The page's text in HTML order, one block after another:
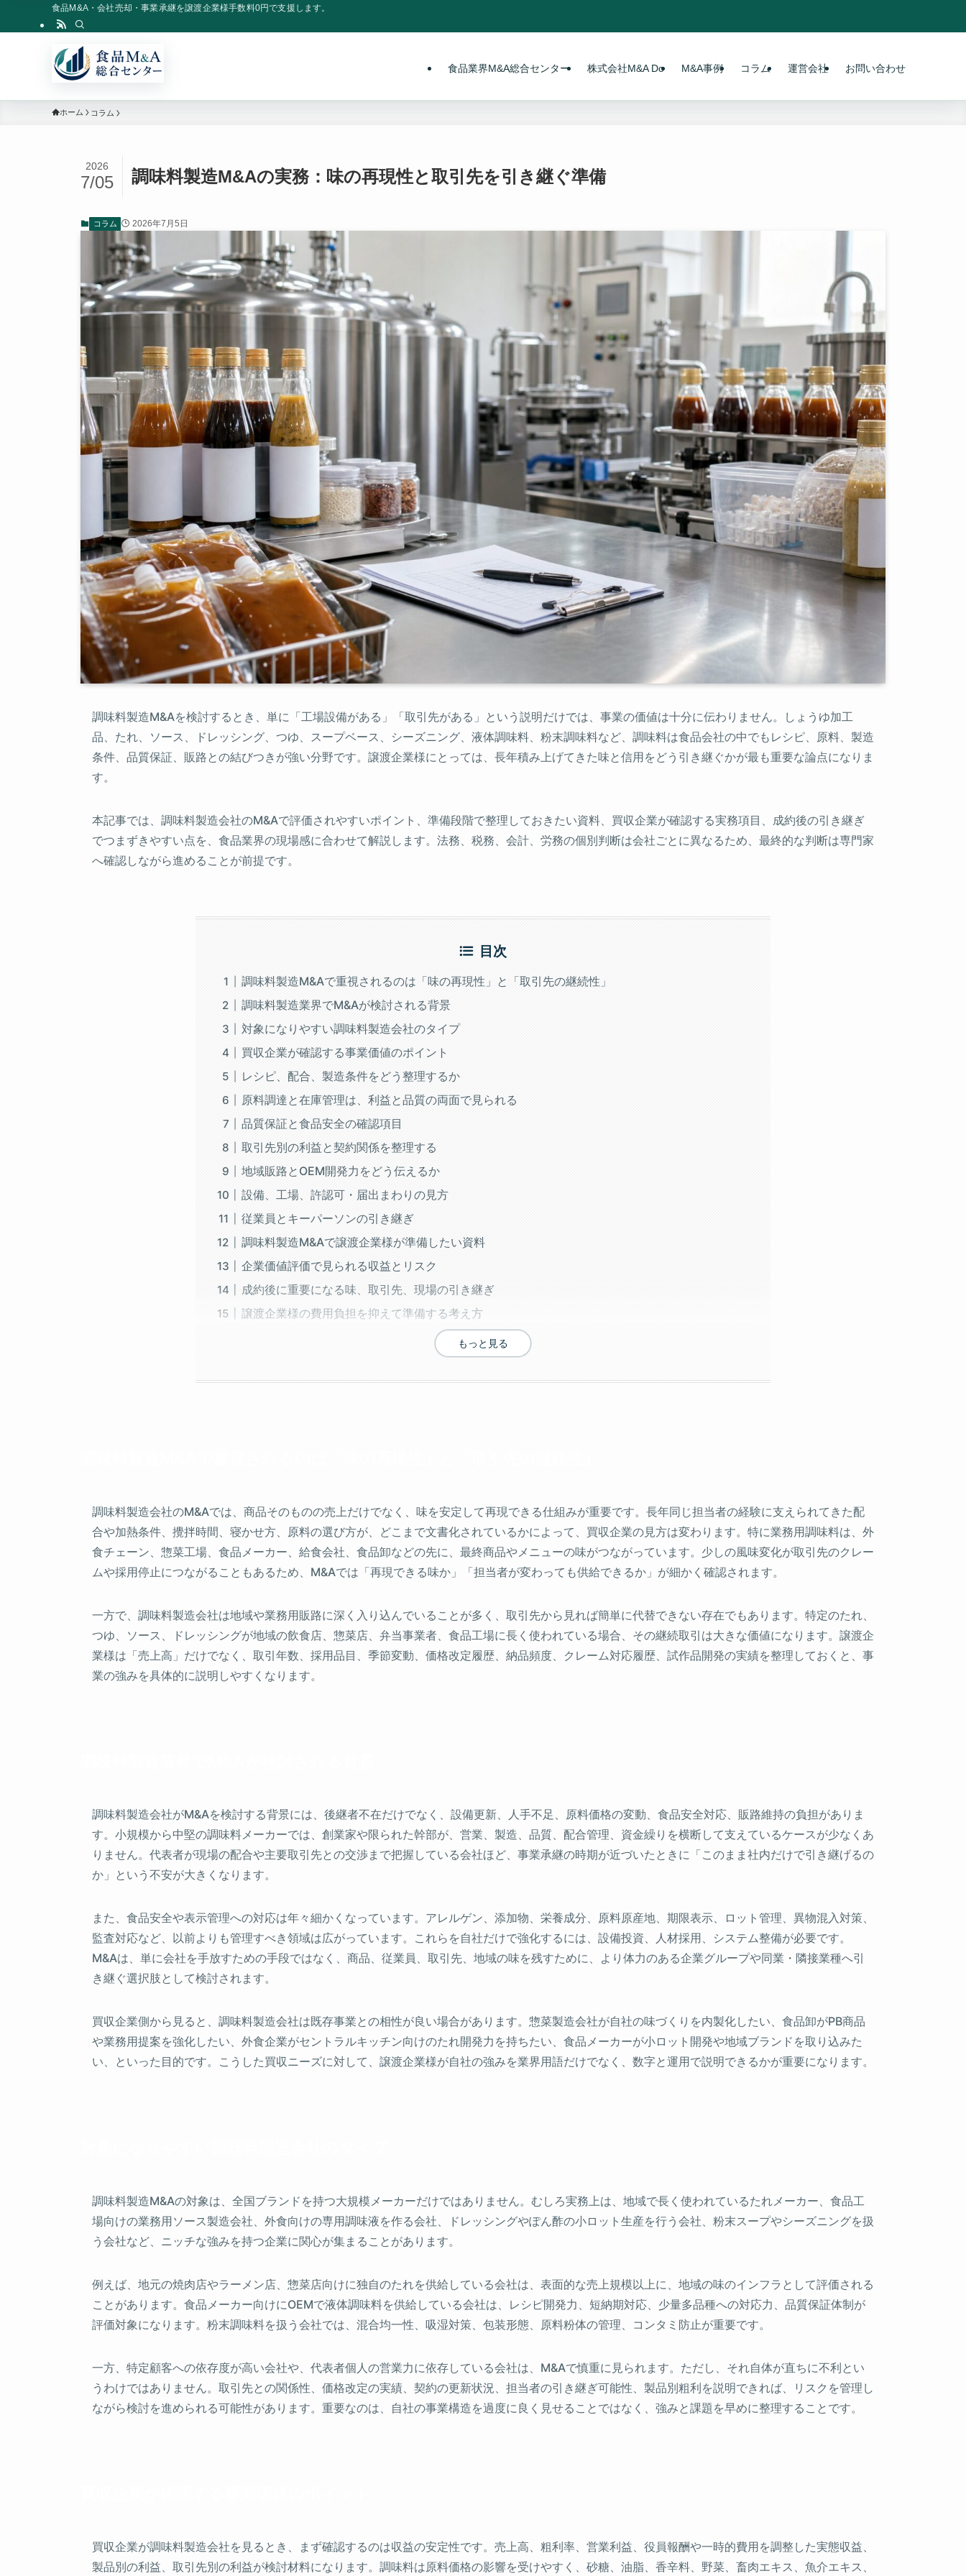
食品M&A・会社売却・事業承継を譲渡企業様手数料0円で支援します。
食品業界M&A総合センター 株式会社M&A Do M&A事例 コラム 運営会社 お問い合わせ
ホーム コラム
調味料製造M&Aの実務：味の再現性と取引先を引き継ぐ準備
2026
7/05
コラム 2026年7月5日
調味料製造M&Aを検討するとき、単に「工場設備がある」「取引先がある」という説明だけでは、事業の価値は十分に伝わりません。しょうゆ加工
品、たれ、ソース、ドレッシング、つゆ、スープベース、シーズニング、液体調味料、粉末調味料など、調味料は食品会社の中でもレシピ、原料、製造
条件、品質保証、販路との結びつきが強い分野です。譲渡企業様にとっては、長年積み上げてきた味と信用をどう引き継ぐかが最も重要な論点になりま
す。
本記事では、調味料製造会社のM&Aで評価されやすいポイント、準備段階で整理しておきたい資料、買収企業が確認する実務項目、成約後の引き継ぎ
でつまずきやすい点を、食品業界の現場感に合わせて解説します。法務、税務、会計、労務の個別判断は会社ごとに異なるため、最終的な判断は専門家
へ確認しながら進めることが前提です。
目次
調味料製造M&Aで重視されるのは「味の再現性」と「取引先の継続性」
調味料製造業界でM&Aが検討される背景
対象になりやすい調味料製造会社のタイプ
買収企業が確認する事業価値のポイント
レシピ、配合、製造条件をどう整理するか
原料調達と在庫管理は、利益と品質の両面で見られる
品質保証と食品安全の確認項目
取引先別の利益と契約関係を整理する
地域販路とOEM開発力をどう伝えるか
設備、工場、許認可・届出まわりの見方
従業員とキーパーソンの引き継ぎ
調味料製造M&Aで譲渡企業様が準備したい資料
企業価値評価で見られる収益とリスク
成約後に重要になる味、取引先、現場の引き継ぎ
譲渡企業様の費用負担を抑えて準備する考え方
もっと見る
調味料製造会社のM&Aでは、商品そのものの売上だけでなく、味を安定して再現できる仕組みが重要です。長年同じ担当者の経験に支えられてきた配
合や加熱条件、攪拌時間、寝かせ方、原料の選び方が、どこまで文書化されているかによって、買収企業の見方は変わります。特に業務用調味料は、外
食チェーン、惣菜工場、食品メーカー、給食会社、食品卸などの先に、最終商品やメニューの味がつながっています。少しの風味変化が取引先のクレー
ムや採用停止につながることもあるため、M&Aでは「再現できる味か」「担当者が変わっても供給できるか」が細かく確認されます。
一方で、調味料製造会社は地域や業務用販路に深く入り込んでいることが多く、取引先から見れば簡単に代替できない存在でもあります。特定のたれ、
つゆ、ソース、ドレッシングが地域の飲食店、惣菜店、弁当事業者、食品工場に長く使われている場合、その継続取引は大きな価値になります。譲渡企
業様は「売上高」だけでなく、取引年数、採用品目、季節変動、価格改定履歴、納品頻度、クレーム対応履歴、試作品開発の実績を整理しておくと、事
業の強みを具体的に説明しやすくなります。
調味料製造会社がM&Aを検討する背景には、後継者不在だけでなく、設備更新、人手不足、原料価格の変動、食品安全対応、販路維持の負担がありま
す。小規模から中堅の調味料メーカーでは、創業家や限られた幹部が、営業、製造、品質、配合管理、資金繰りを横断して支えているケースが少なくあ
りません。代表者が現場の配合や主要取引先との交渉まで把握している会社ほど、事業承継の時期が近づいたときに「このまま社内だけで引き継げるの
か」という不安が大きくなります。
また、食品安全や表示管理への対応は年々細かくなっています。アレルゲン、添加物、栄養成分、原料原産地、期限表示、ロット管理、異物混入対策、
監査対応など、以前よりも管理すべき領域は広がっています。これらを自社だけで強化するには、設備投資、人材採用、システム整備が必要です。
M&Aは、単に会社を手放すための手段ではなく、商品、従業員、取引先、地域の味を残すために、より体力のある企業グループや同業・隣接業種へ引
き継ぐ選択肢として検討されます。
買収企業側から見ると、調味料製造会社は既存事業との相性が良い場合があります。惣菜製造会社が自社の味づくりを内製化したい、食品卸がPB商品
や業務用提案を強化したい、外食企業がセントラルキッチン向けのたれ開発力を持ちたい、食品メーカーが小ロット開発や地域ブランドを取り込みた
い、といった目的です。こうした買収ニーズに対して、譲渡企業様が自社の強みを業界用語だけでなく、数字と運用で説明できるかが重要になります。
調味料製造M&Aの対象は、全国ブランドを持つ大規模メーカーだけではありません。むしろ実務上は、地域で長く使われているたれメーカー、食品工
場向けの業務用ソース製造会社、外食向けの専用調味液を作る会社、ドレッシングやぽん酢の小ロット生産を行う会社、粉末スープやシーズニングを扱
う会社など、ニッチな強みを持つ企業に関心が集まることがあります。
例えば、地元の焼肉店やラーメン店、惣菜店向けに独自のたれを供給している会社は、表面的な売上規模以上に、地域の味のインフラとして評価される
ことがあります。食品メーカー向けにOEMで液体調味料を供給している会社は、レシピ開発力、短納期対応、少量多品種への対応力、品質保証体制が
評価対象になります。粉末調味料を扱う会社では、混合均一性、吸湿対策、包装形態、原料粉体の管理、コンタミ防止が重要です。
一方、特定顧客への依存度が高い会社や、代表者個人の営業力に依存している会社は、M&Aで慎重に見られます。ただし、それ自体が直ちに不利とい
うわけではありません。取引先との関係性、価格改定の実績、契約の更新状況、担当者の引き継ぎ可能性、製品別粗利を説明できれば、リスクを管理し
ながら検討を進められる可能性があります。重要なのは、自社の事業構造を過度に良く見せることではなく、強みと課題を早めに整理することです。
買収企業が調味料製造会社を見るとき、まず確認するのは収益の安定性です。売上高、粗利率、営業利益、役員報酬や一時的費用を調整した実態収益、
製品別の利益、取引先別の利益が検討材料になります。調味料は原料価格の影響を受けやすく、砂糖、油脂、香辛料、野菜、畜肉エキス、魚介エキス、